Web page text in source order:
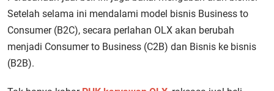
Setelah selama ini mendalami model bisnis Business to
Consumer (B2C), secara perlahan OLX akan berubah
menjadi Consumer to Business (C2B) dan Bisnis ke bisnis
(B2B).